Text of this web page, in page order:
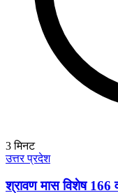
3मिनट
उत्तर प्रदेश
श्रावण मास विशेष 166